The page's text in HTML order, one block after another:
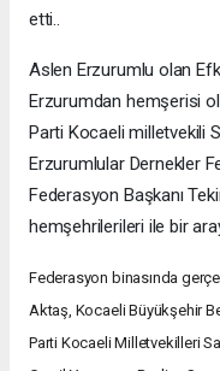
etti..
Aslen Erzurumlu olan
Erzurumdan hemşerisi
Parti Kocaeli milletvekili
Erzurumlular Dernekler
Federasyon Başkanı
hemşehrilerileri ile bir
Federasyon binasında
Aktaş, Kocaeli Büyükşehir
Parti Kocaeli Milletvekilleri